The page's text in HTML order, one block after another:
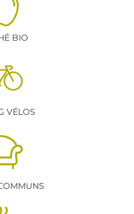
BIO
VÉLOS